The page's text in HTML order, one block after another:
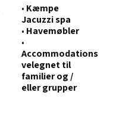
• Kæmpe
Jacuzzi spa
• Havemøbler
•
Accommodations
velegnet til
familier og /
eller grupper